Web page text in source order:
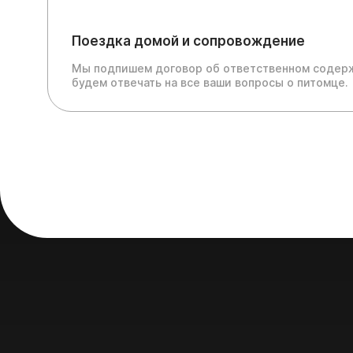
Поездка домой и сопровождение
Мы подпишем договор об ответственном
будем отвечать на все ваши вопросы о питомце.